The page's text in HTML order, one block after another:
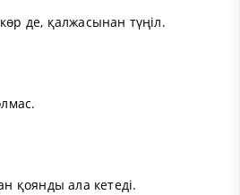
де, қалжасынан түңіл.
қоянды ала кетеді.